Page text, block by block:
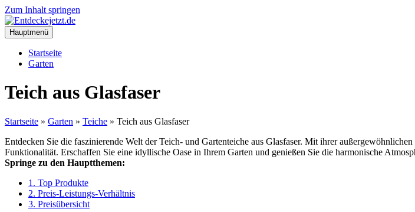
Zum Inhalt springen
Hauptmenü
Startseite
Garten
Teich aus Glasfaser
Startseite » Garten » Teiche » Teich aus Glasfaser
Entdecken Sie die faszinierende Welt der Teich- und Gartenteiche aus Glasfaser. Mit ihrer
Funktionalität. Erschaffen Sie eine idyllische Oase in Ihrem Garten und genießen Sie die harmonische
Springe zu den Hauptthemen:
1. Top Produkte
2. Preis-Leistungs-Verhältnis
3. Preisübersicht